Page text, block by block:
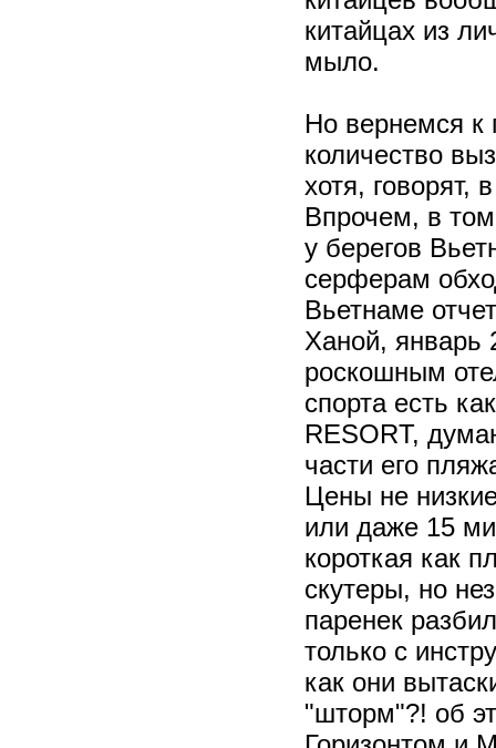
китайцах из
мыло.
Но вернемся к
количество
хотя, говорят,
Впрочем, в
у берегов
серферам
Вьетнаме
Ханой, январь
роскошным
спорта есть
RESORT,
части его
Цены не
или даже 15
короткая как
скутеры, но
паренек
только с
как они
"шторм"?! об